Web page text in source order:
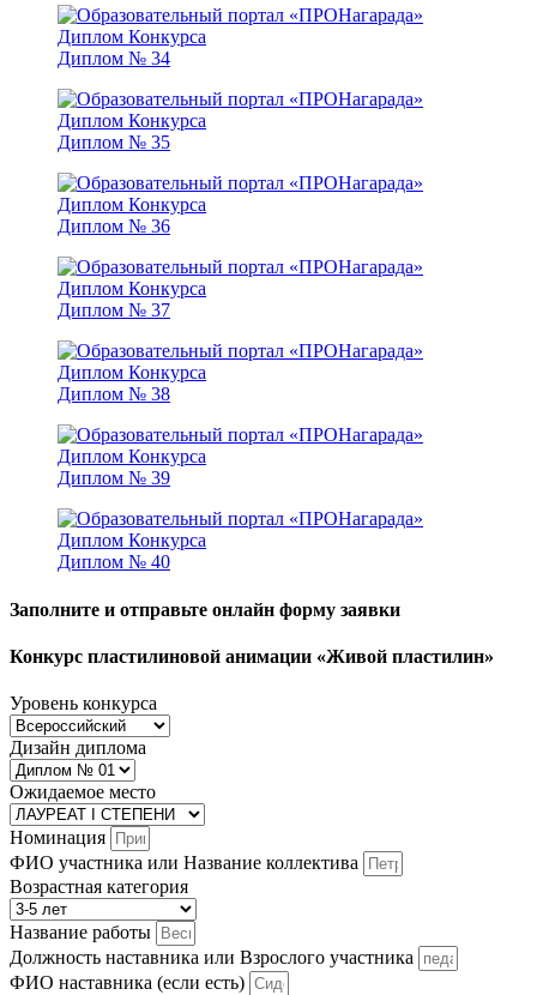
Диплом № 34
Диплом № 35
Диплом № 36
Диплом № 37
Диплом № 38
Диплом № 39
Диплом № 40
Заполните и отправьте онлайн форму заявки
Конкурс пластилиновой анимации «Живой пластилин»
Уровень конкурса
Дизайн диплома
Ожидаемое место
Номинация
ФИО участника или Название коллектива
Возрастная категория
Название работы
Должность наставника или Взрослого участника
ФИО наставника (если есть)